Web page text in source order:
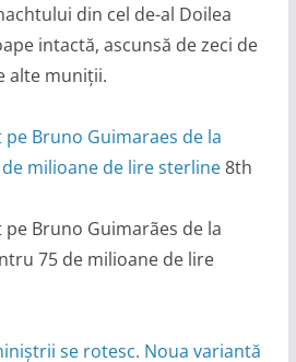
din cel de-al Doilea
intactă, ascunsă de zeci de
alte muniții.
Bruno Guimaraes de la
milioane de lire sterline8th
Bruno Guimarães de la
75 de milioane de lire
se rotesc. Noua variantă